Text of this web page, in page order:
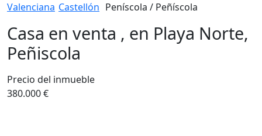
Valenciana Castellón Peníscola / Peñíscola
Casa en venta , en Playa Norte,
Peñiscola
Precio del inmueble
380.000 €